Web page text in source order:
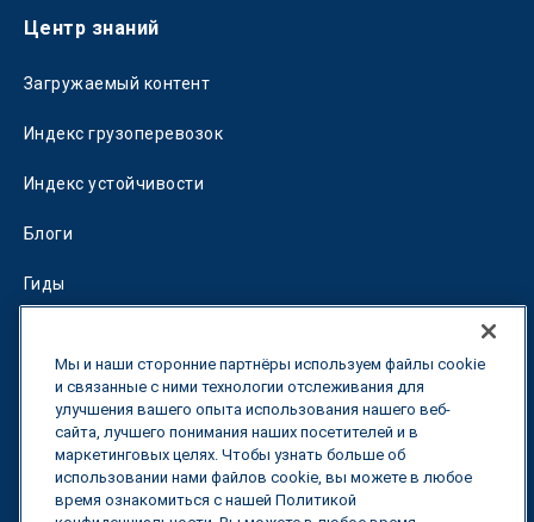
Центр знаний
Загружаемый контент
Индекс грузоперевозок
Индекс устойчивости
Блоги
Гиды
Калькулятор оптимизации перевозок
Тарифный трекер
Свяжитесь с нами
Мы и наши сторонние партнёры используем файлы cookie
и связанные с ними технологии отслеживания для
улучшения вашего опыта использования нашего веб-
сайта, лучшего понимания наших посетителей и в
маркетинговых целях. Чтобы узнать больше об
использовании нами файлов cookie, вы можете в любое
время ознакомиться с нашей Политикой